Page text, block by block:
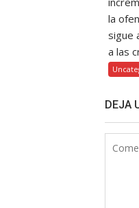
la
sigue
a las
DEJA